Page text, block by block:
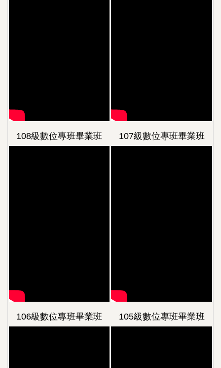
108級數位專班畢業班 107級數位專班畢業班
106級數位專班畢業班 105級數位專班畢業班